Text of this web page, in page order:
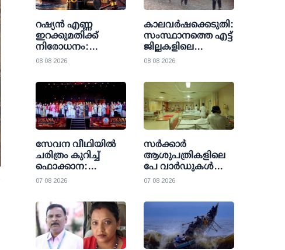
റഷ്യന്‍ എണ്ണ
ഇറക്കുമതിക്ക്
നിരോധനം:
യു.എസ് സെനറ്റില്‍
പാസായി;
ഇന്ത്യയ്ക്കും
ചൈനയ്ക്കും
താരിഫ് ഭീഷണി
08 08 2026
കാലവര്‍ഷക്കെടുതി:
സംസ്ഥാനത്തെ എട്ട്
ജില്ലകളിലെ
വിദ്യാഭ്യാസ
ഇന്ന് അവധി
08 08 2026
സേവന വീഥിയില്‍
ചരിത്രം കുറിച്ച്
ഫൊക്കാന:
കല്‍ഹാരിയില്‍
പുതിയ പ്രഭാതം
07 08 2026
സര്‍ക്കാര്‍
ആശുപത്രികളിലെ
പേ വാര്‍ഡുകള്‍
ഇനി എല്ലാവര്‍ക്കും;
ഒഴിവാക്കി
07 08 2026